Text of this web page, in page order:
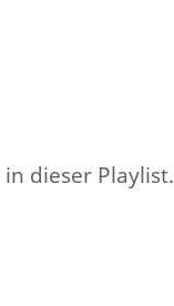
dieser Playlist.